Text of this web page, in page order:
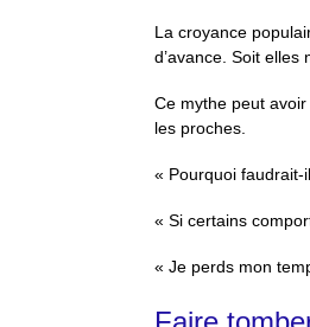
La croyance
d’avance. Soit
Ce mythe peut
les proches.
« Pourquoi faudrait-
« Si certains
« Je perds mon